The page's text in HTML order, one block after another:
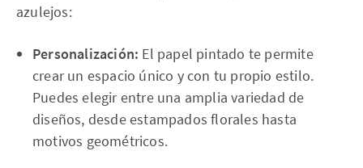
azulejos:
Personalización: El papel pintado te permite
crear un espacio único y con tu propio estilo.
Puedes elegir entre una amplia variedad de
diseños, desde estampados florales hasta
motivos geométricos.